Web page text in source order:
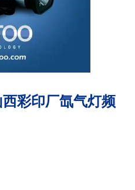
彩印厂氙气灯频